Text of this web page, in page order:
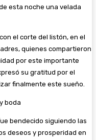
esta noche una velada
el corte del listón, en el
quienes compartieron
por este importante
su gratitud por el
finalmente este sueño.
bendecido siguiendo las
deseos y prosperidad en